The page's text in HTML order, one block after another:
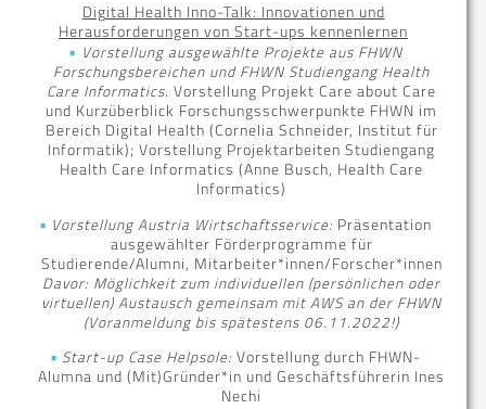
Digital Health Inno-Talk: Innovationen und
Herausforderungen von Start-ups kennenlernen
Vorstellung ausgewählte Projekte aus FHWN
Forschungsbereichen und FHWN Studiengang Health
Care Informatics. Vorstellung Projekt Care about Care
und Kurzüberblick Forschungsschwerpunkte FHWN im
Bereich Digital Health (Cornelia Schneider, Institut für
Informatik); Vorstellung Projektarbeiten Studiengang
Health Care Informatics (Anne Busch, Health Care
Informatics)
Vorstellung Austria Wirtschaftsservice: Präsentation
ausgewählter Förderprogramme für
Studierende/Alumni, Mitarbeiter*innen/Forscher*innen
Davor: Möglichkeit zum individuellen (persönlichen oder
virtuellen) Austausch gemeinsam mit AWS an der FHWN
(Voranmeldung bis spätestens 06.11.2022!)
Start-up Case Helpsole: Vorstellung durch FHWN-
Alumna und (Mit)Gründer*in und Geschäftsführerin Ines
Nechi